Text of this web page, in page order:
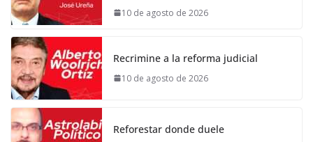
10 de agosto de 2026
Recrimine a la reforma judicial
10 de agosto de 2026
Reforestar donde duele